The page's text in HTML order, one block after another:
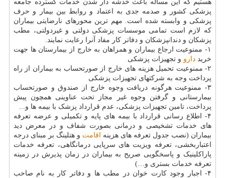
هستیم که این مساله باعث خدشه دار شدن خدمات گسترده جامعه
پزشکی کشور و صدمه جدی به اعتماد و روابط بین بیمار و حرف
پزشکی و وابسته شده است. مهم ترین محورهای نارضایتی بیماران
که لازم است تمامی موسسات پزشکی دولتی و غیردولتی، مطب
پزشکان و دندانپزشکان و دفاتر کار مفاد آنرا رعایت نمایند.
۱- ممنوعیت ارجاع بیماران و همراهان به خارج از بیمارستان ها جهت
خرید دارو و تجهیزات پزشکی
۲- ممنوعیت تحمیل هزینه های خارج از صورتحساب به بیماران از راه
پرداخت وجه به شرکتهای تجهیزات پزشکی
۳- ممنوعیت هرگونه دریافت وجوه خارج از صندوق و صورتحساب
بیمارستانی و گرفتن وجوه غیر مجاز تحت عناوینی همچون پیش
پرداخت، تامین تجهیزات پزشکی، عدم قرارداد پزشک با بیمه ها و...
۴- اطلاع رسانی قرارداد با بیمه های پایه و تکمیلی و عرضه تعرفه
های خدمات تشخیصی و درمانی بصورت شفاف و در معرض دید
بیماران (نصب جدول تعرفه های هزینه
اقامت و هتلینگ بر مبنای درجه
اعتباربخشی، تعرفه ویزیت های سرپایی درمانگاهی، تعرفه خدمات
پاراکلینیک و پاسخگویی صریح به بیماران در زمان پذیرش در زمینه
تعرفه خدمات بستری و…)
۴- اجبار وجود کارت خوان در مطب ها و دفاتر کار به نام صاحب